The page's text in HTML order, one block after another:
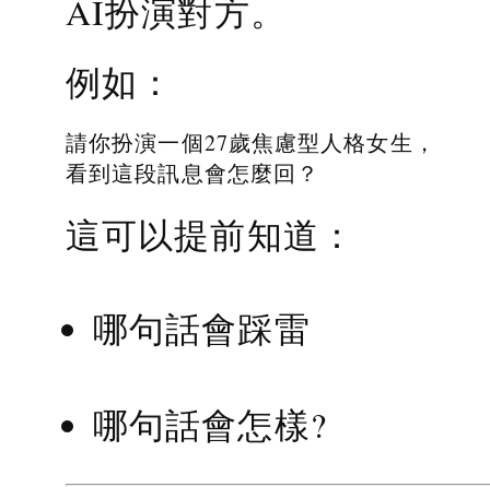
AI扮演對方。
例如：
請你扮演一個27歲焦慮型人格女生，
看到這段訊息會怎麼回？
這可以提前知道：
哪句話會踩雷
哪句話會怎樣?